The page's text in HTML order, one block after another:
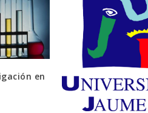
en